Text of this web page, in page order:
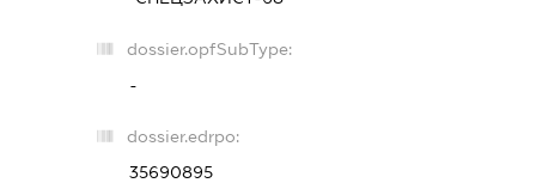
dossier.opfSubType:
-
dossier.edrpo:
35690895